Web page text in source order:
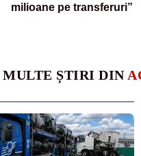
milioane pe transferuri”
ȘTIRI DIN